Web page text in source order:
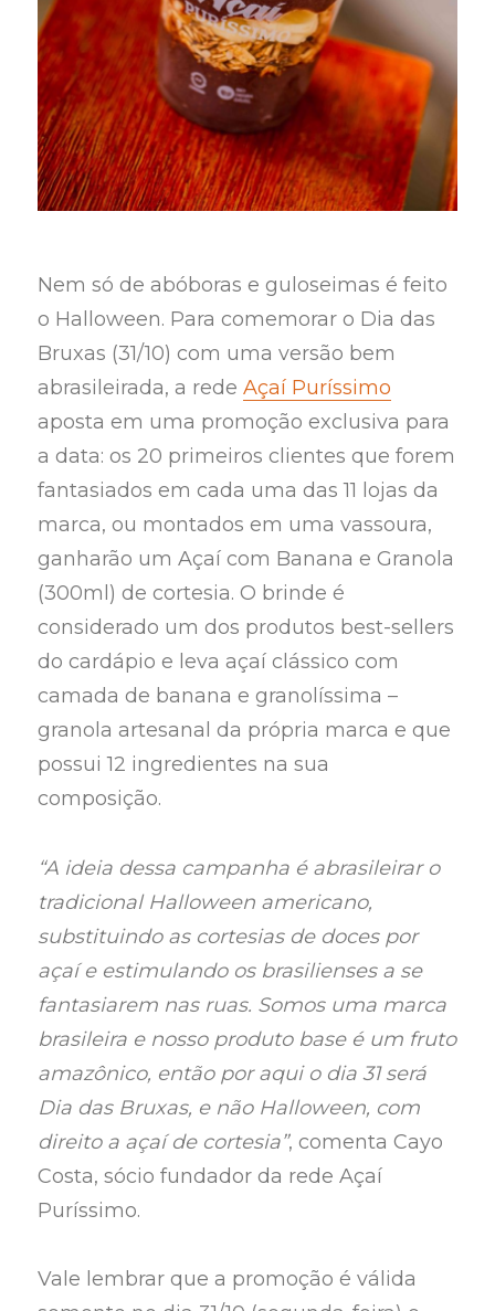
Nem só de abóboras e guloseimas é feito
o Halloween. Para comemorar o Dia das
Bruxas (31/10) com uma versão bem
abrasileirada, a redeAçaí Puríssimo
aposta em uma promoção exclusiva para
a data: os 20 primeiros clientes que forem
fantasiados em cada uma das 11 lojas da
marca, ou montados em uma vassoura,
ganharão um Açaí com Banana e Granola
(300ml) de cortesia. O brinde é
considerado um dos produtos best-sellers
do cardápio e leva açaí clássico com
camada de banana e granolíssima –
granola artesanal da própria marca e que
possui 12 ingredientes na sua
composição.
“A ideia dessa campanha é abrasileirar o
tradicional Halloween americano,
substituindo as cortesias de doces por
açaí e estimulando os brasilienses a se
fantasiarem nas ruas. Somos uma marca
brasileira e nosso produto base é um fruto
amazônico, então por aqui o dia 31 será
Dia das Bruxas, e não Halloween, com
direito a açaí de cortesia”, comenta Cayo
Costa, sócio fundador da rede Açaí
Puríssimo.
Vale lembrar que a promoção é válida